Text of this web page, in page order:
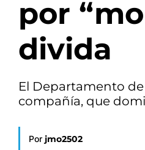
por
divida
El Departamento de
compañía, que
Por jmo2502